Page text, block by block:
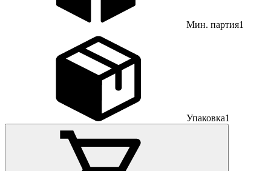
Мин. партия1
Упаковка1